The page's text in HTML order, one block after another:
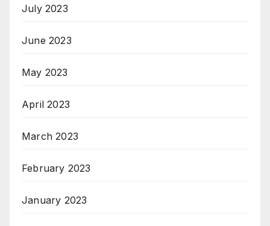
July 2023
June 2023
May 2023
April 2023
March 2023
February 2023
January 2023